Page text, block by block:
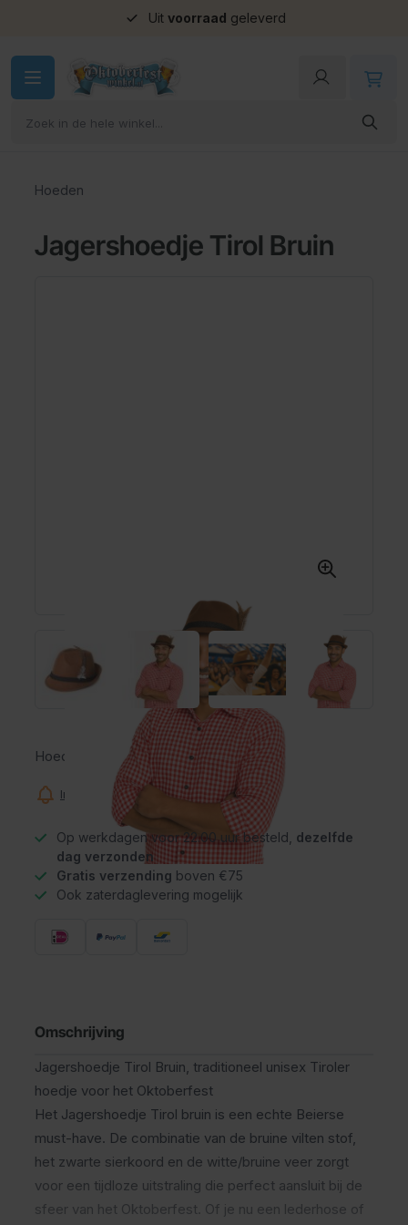
Uit voorraad geleverd
Hoeden
Jagershoedje Tirol Bruin
Hoed
Informeer mij wanneer dit product op voorraad is
Op werkdagen voor 22.00 uur besteld, dezelfde
dag verzonden
Gratis verzending boven €75
Ook zaterdaglevering mogelijk
Omschrijving
Jagershoedje Tirol Bruin, traditioneel unisex Tiroler
hoedje voor het Oktoberfest
Het Jagershoedje Tirol bruin is een echte Beierse
must-have. De combinatie van de bruine vilten stof,
het zwarte sierkoord en de witte/bruine veer zorgt
voor een tijdloze uitstraling die perfect aansluit bij de
sfeer van het Oktoberfest. Of je nu een lederhose of